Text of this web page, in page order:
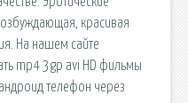
красивая
На нашем сайте
mp4 3gp avi HD фильмы
телефон через